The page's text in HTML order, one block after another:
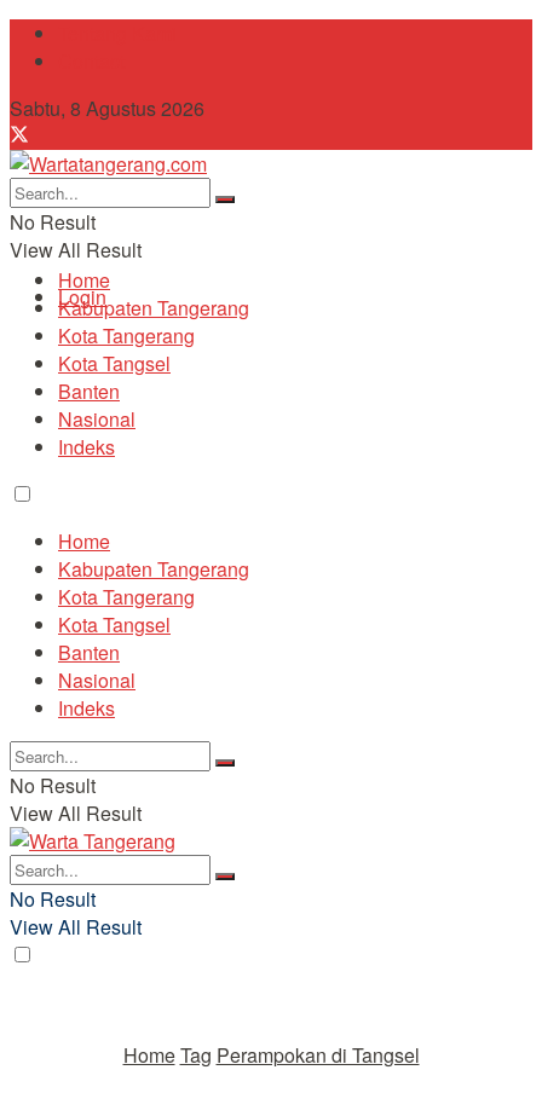
Sabtu, 8 Agustus 2026
No Result
View All Result
Login
Home
Kabupaten Tangerang
Kota Tangerang
Kota Tangsel
Banten
Nasional
Indeks
Home
Kabupaten Tangerang
Kota Tangerang
Kota Tangsel
Banten
Nasional
Indeks
No Result
View All Result
No Result
View All Result
HomeTag Perampokan di Tangsel